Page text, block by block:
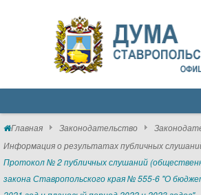
Главная Законодательство
Информация о результатах публичных
Протокол № 2 публичных слушаний
закона Ставропольского края № 555-6 "О